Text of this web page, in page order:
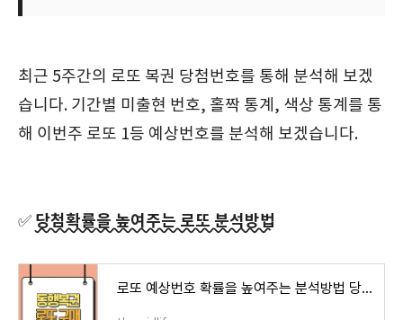
최근 5주간의 로또 복권 당첨번호를 통해 분석해 보겠
습니다. 기간별 미출현 번호, 홀짝 통계, 색상 통계를 통
해 이번주 로또 1등 예상번호를 분석해 보겠습니다.
✅ 당첨확률을 높여주는 로또 분석방법
로또 예상번호 확률을 높여주는 분석방법 당첨금액 당첨지역